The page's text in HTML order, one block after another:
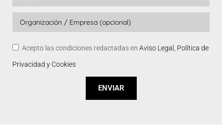
Acepto las condiciones redactadas en Aviso Legal, Política de
Privacidad y Cookies
ENVIAR